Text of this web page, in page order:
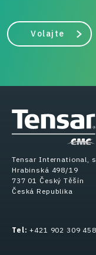
Volajte
Tensar International,
Hrabinská 498/19
737 01 Český Těšín
Česká Republika
Tel:+421 902 309 458